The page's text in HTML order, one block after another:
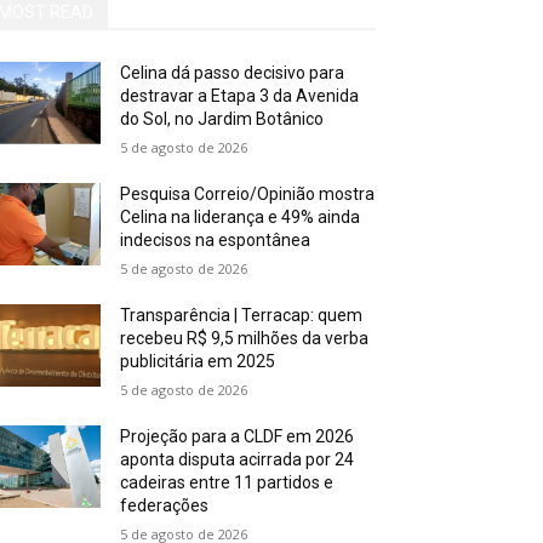
Celina dá passo decisivo para
destravar a Etapa 3 da Avenida
do Sol, no Jardim Botânico
5 de agosto de 2026
Pesquisa Correio/Opinião mostra
Celina na liderança e 49% ainda
indecisos na espontânea
5 de agosto de 2026
Transparência | Terracap: quem
recebeu R$ 9,5 milhões da verba
publicitária em 2025
5 de agosto de 2026
Projeção para a CLDF em 2026
aponta disputa acirrada por 24
cadeiras entre 11 partidos e
federações
5 de agosto de 2026